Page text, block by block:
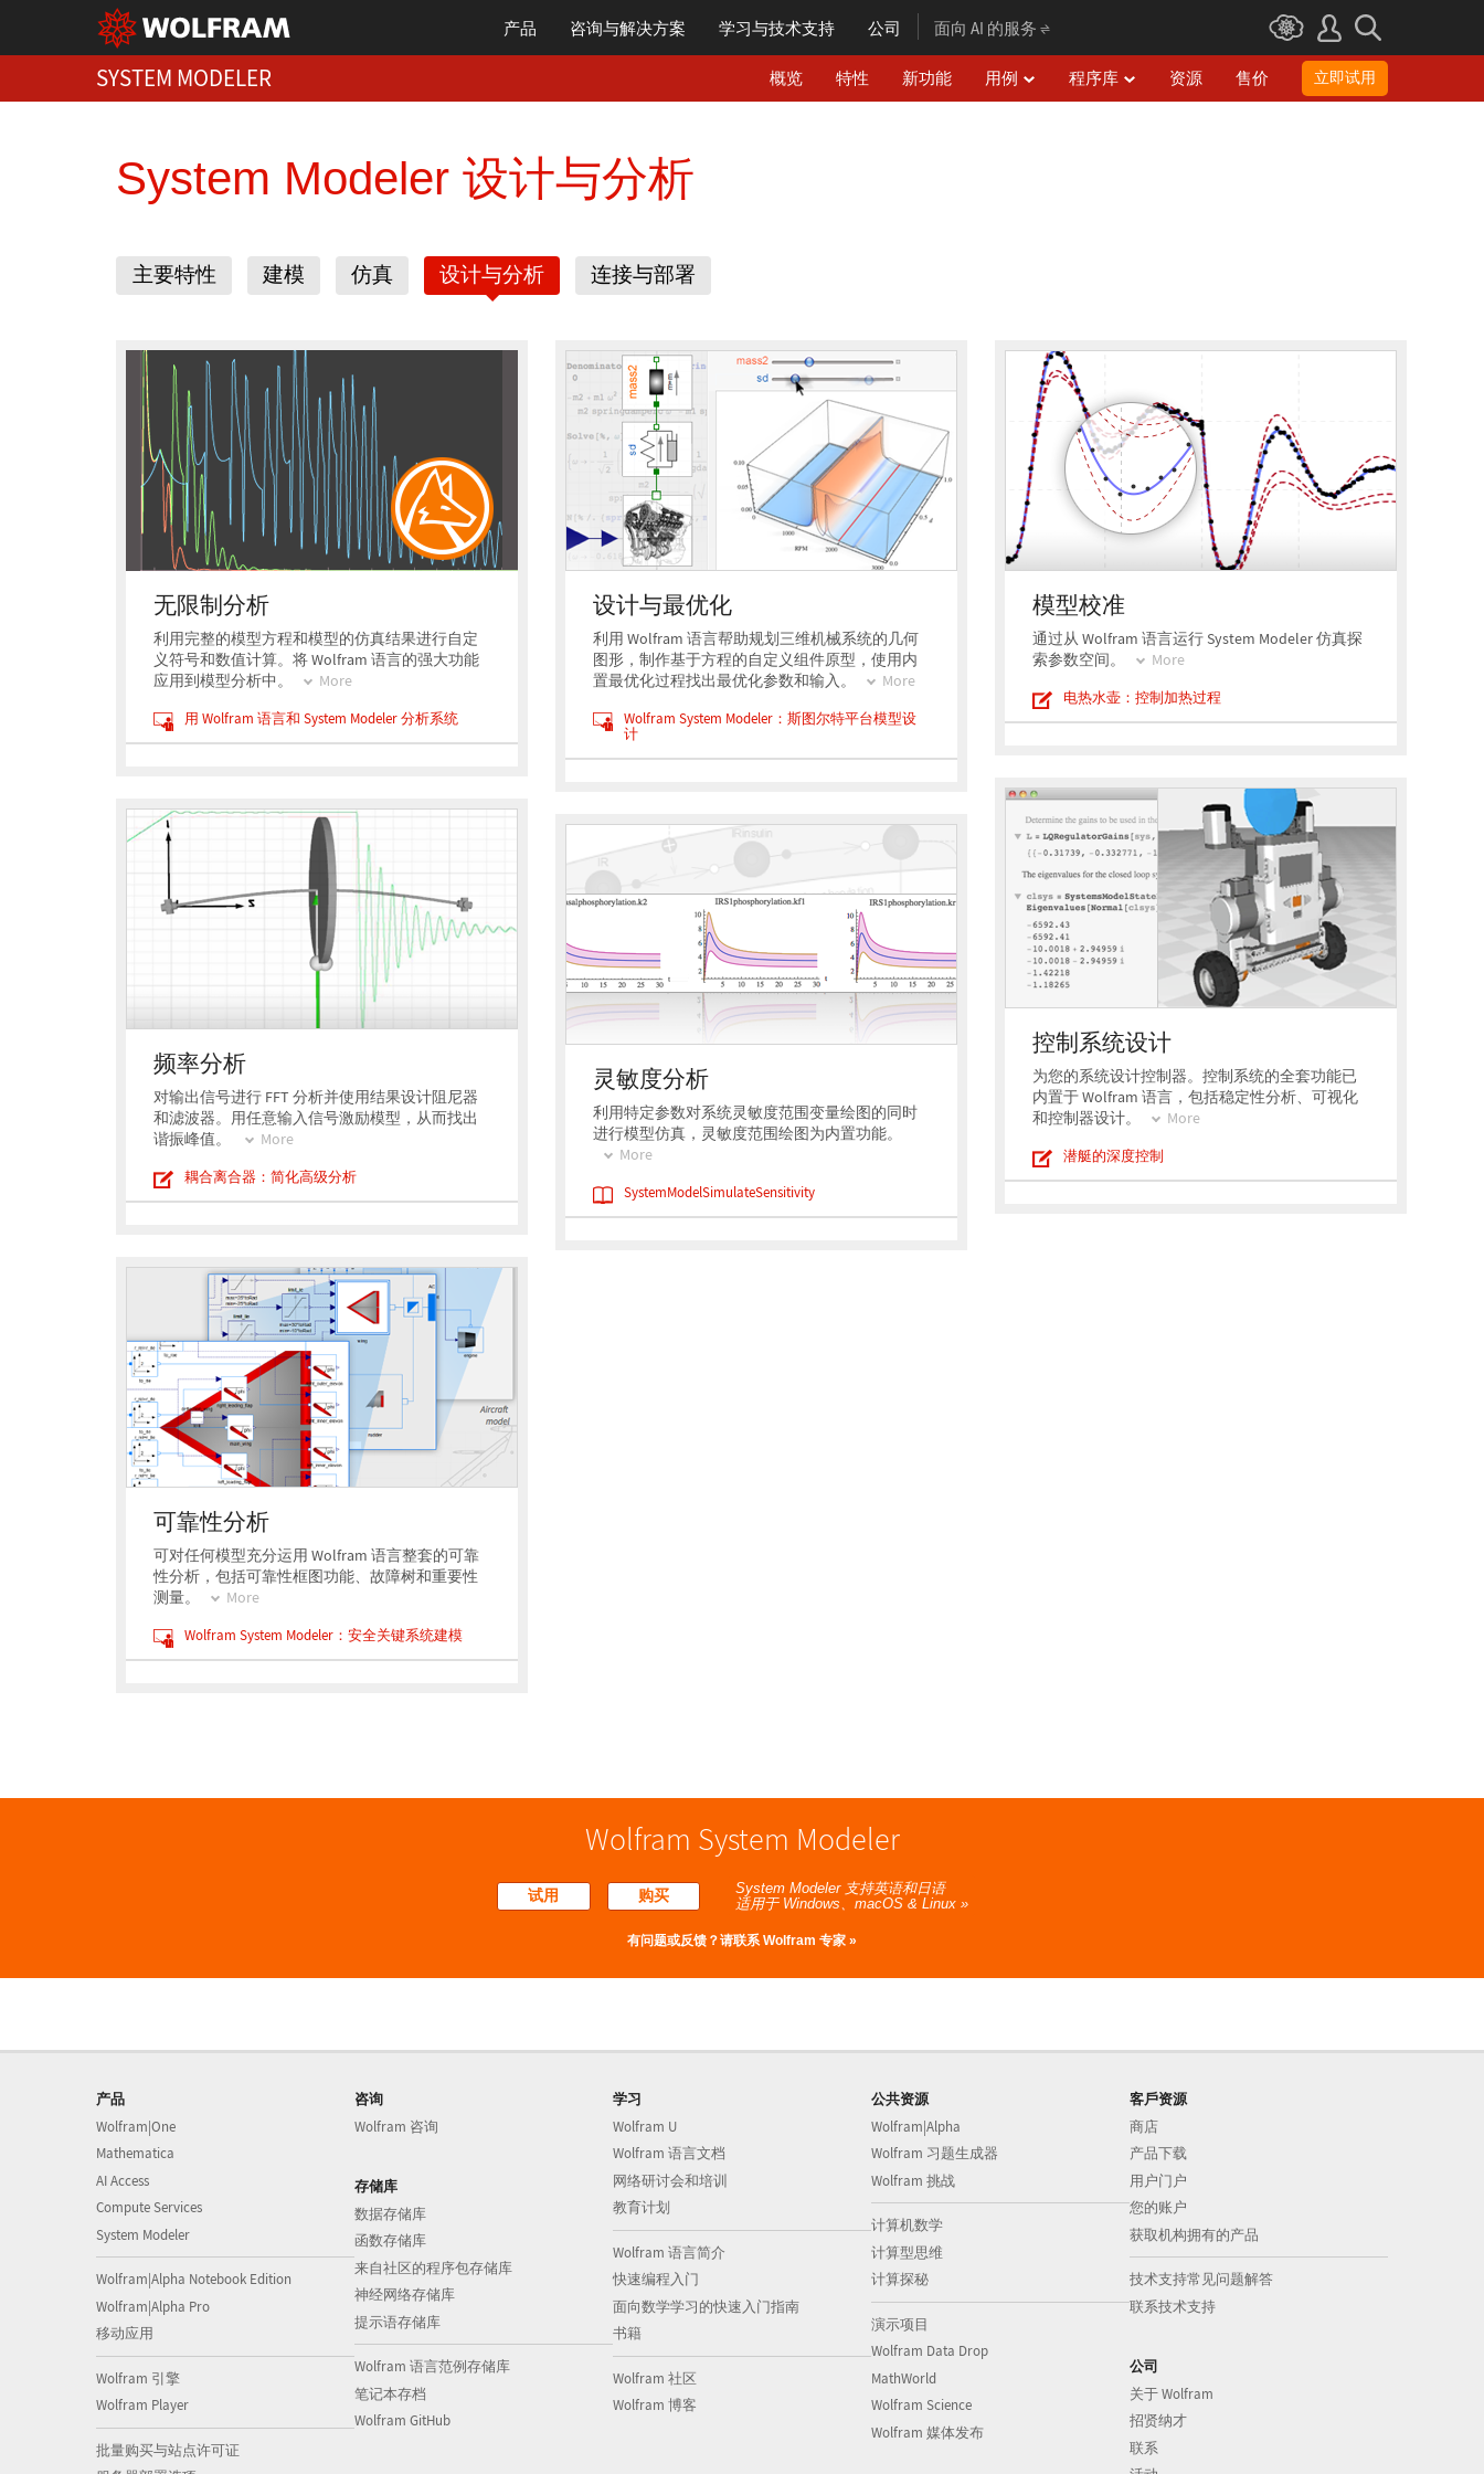
产品 咨询与解决方案 学习与技术支持 公司 面向 AI 的服务
SYSTEM MODELER 概览 特性 新功能 用例 程序库 资源 售价 立即试用
System Modeler 设计与分析
主要特性 建模 仿真 设计与分析 连接与部署
无限制分析
利用完整的模型方程和模型的仿真结果进行自定
义符号和数值计算。将 Wolfram 语言的强大功能
应用到模型分析中。
More
用 Wolfram 语言和 System Modeler 分析系统
设计与最优化
利用 Wolfram 语言帮助规划三维机械系统的几何
图形，制作基于方程的自定义组件原型，使用内
置最优化过程找出最优化参数和输入。
More
Wolfram System Modeler：斯图尔特平台模型设
计
模型校准
通过从 Wolfram 语言运行 System Modeler 仿真探
索参数空间。
More
电热水壶：控制加热过程
频率分析
对输出信号进行 FFT 分析并使用结果设计阻尼器
和滤波器。用任意输入信号激励模型，从而找出
谐振峰值。
More
耦合离合器：简化高级分析
灵敏度分析
利用特定参数对系统灵敏度范围变量绘图的同时
进行模型仿真，灵敏度范围绘图为内置功能。
More
SystemModelSimulateSensitivity
控制系统设计
为您的系统设计控制器。控制系统的全套功能已
内置于 Wolfram 语言，包括稳定性分析、可视化
和控制器设计。
More
潜艇的深度控制
可靠性分析
可对任何模型充分运用 Wolfram 语言整套的可靠
性分析，包括可靠性框图功能、故障树和重要性
测量。
More
Wolfram System Modeler：安全关键系统建模
Wolfram System Modeler
试用 购买
System Modeler 支持英语和日语
适用于 Windows、macOS & Linux »
有问题或反馈？请联系 Wolfram 专家 »
产品
Wolfram|One
Mathematica
AI Access
Compute Services
System Modeler
Wolfram|Alpha Notebook Edition
Wolfram|Alpha Pro
移动应用
Wolfram 引擎
Wolfram Player
批量购买与站点许可证
咨询
Wolfram 咨询
存储库
数据存储库
函数存储库
来自社区的程序包存储库
神经网络存储库
提示语存储库
Wolfram 语言范例存储库
笔记本存档
Wolfram GitHub
学习
Wolfram U
Wolfram 语言文档
网络研讨会和培训
教育计划
Wolfram 语言简介
快速编程入门
面向数学学习的快速入门指南
书籍
Wolfram 社区
Wolfram 博客
公共资源
Wolfram|Alpha
Wolfram 习题生成器
Wolfram 挑战
计算机数学
计算型思维
计算探秘
演示项目
Wolfram Data Drop
MathWorld
Wolfram Science
Wolfram 媒体发布
客戶资源
商店
产品下载
用户门户
您的账户
获取机构拥有的产品
技术支持常见问题解答
联系技术支持
公司
关于 Wolfram
招贤纳才
联系